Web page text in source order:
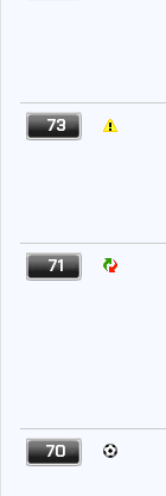
73
71
70